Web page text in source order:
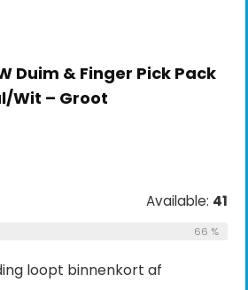
Duim & Finger Pick Pack
Wit – Groot
Available: 41
66 %
loopt binnenkort af